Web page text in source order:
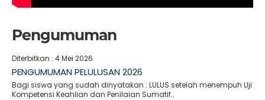
Pengumuman
Diterbitkan : 4 Mei 2026
PENGUMUMAN PELULUSAN 2026
Bagi siswa yang sudah dinyatakan : LULUS setelah menempuh Uji
Kompetensi Keahlian dan Penilaian Sumatif..